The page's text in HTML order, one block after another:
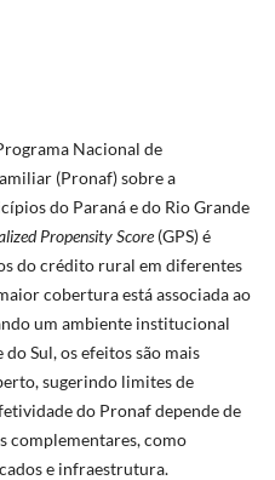
Nacional de
(Pronaf) sobre a
do Paraná e do Rio Grande
Propensity Score(GPS) é
do crédito rural em diferentes
cobertura está associada ao
um ambiente institucional
Sul, os efeitos são mais
sugerindo limites de
do Pronaf depende de
complementares, como
e infraestrutura.